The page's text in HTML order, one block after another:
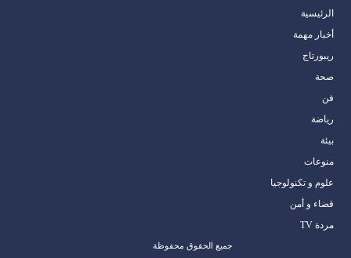
الرئيسية
أخبار مهمة
ريبورتاج
صحة
فن
رياضة
بيئة
منوعات
علوم و تكنولوجيا
قضاء و أمن
مردة TV
جميع الحقوق محفوظة